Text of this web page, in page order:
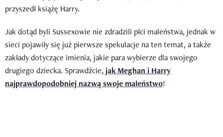
przyszedł książę Harry.
Jak dotąd byli Sussexowie nie zdradzili płci maleństwa, jednak w
sieci pojawiły się już pierwsze spekulacje na ten temat, a także
zakłady dotyczące imienia, jakie para wybierze dla swojego
drugiego dziecka. Sprawdźcie, jak Meghan i Harry
najprawdopodobniej nazwą swoje maleństwo!